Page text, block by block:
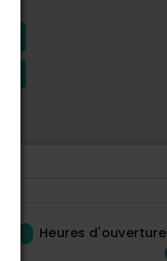
Heures d'ouverture